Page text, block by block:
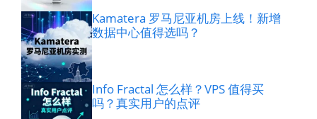
Kamatera 罗马尼亚机房上线！新增
数据中心值得选吗？
Info Fractal 怎么样？VPS 值得买
吗？真实用户的点评